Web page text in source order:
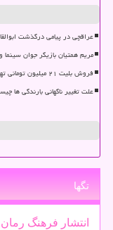
عراقچی در پیامی درگذشت
مریم همتیان بازیگر جوان
فروش بلیت ۲۱ میلیون تومانی تهران_اصفهان رد شد
علت تغییر ناگهانی بارندگی ها
تگها
انتشار فرهنگ رمان